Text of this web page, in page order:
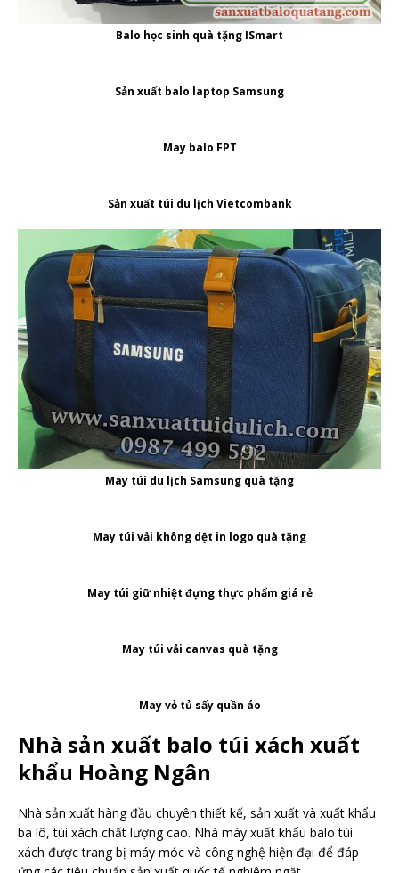
Balo học sinh quà tặng ISmart
Sản xuất balo laptop Samsung
May balo FPT
Sản xuất túi du lịch Vietcombank
May túi du lịch Samsung quà tặng
May túi vải không dệt in logo quà tặng
May túi giữ nhiệt đựng thực phẩm giá rẻ
May túi vải canvas quà tặng
May vỏ tủ sấy quần áo
Nhà sản xuất balo túi xách xuất
khẩu Hoàng Ngân
Nhà sản xuất hàng đầu chuyên thiết kế, sản xuất và xuất khẩu
ba lô, túi xách chất lượng cao. Nhà máy xuất khẩu balo túi
xách được trang bị máy móc và công nghệ hiện đại để đáp